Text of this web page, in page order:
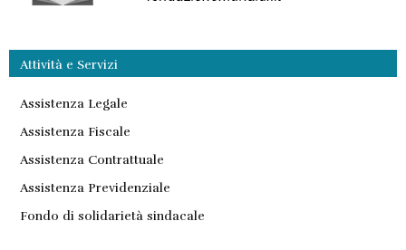
Attività e Servizi
Assistenza Legale
Assistenza Fiscale
Assistenza Contrattuale
Assistenza Previdenziale
Fondo di solidarietà sindacale